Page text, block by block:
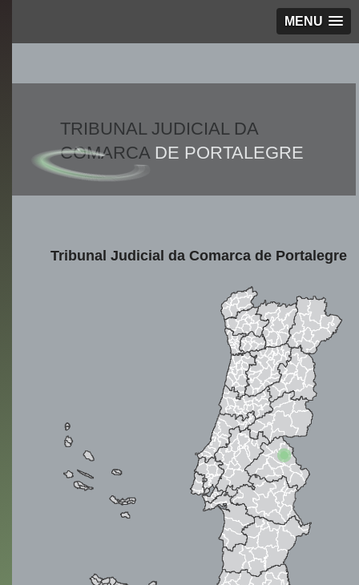
MENU
TRIBUNAL JUDICIAL DA
COMARCADE PORTALEGRE
Tribunal Judicial da Comarca de Portalegre